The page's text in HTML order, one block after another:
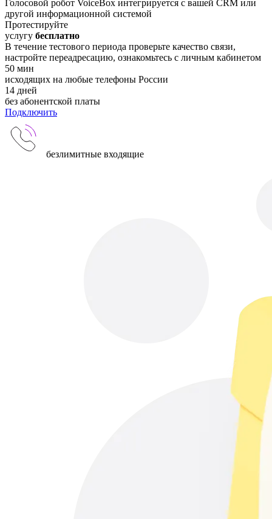
Голосовой робот VoiceBox интегри­руется с вашей CRM или
другой информационной системой
Протестируйте
услугу бесплатно
В течение тестового периода проверьте качество связи,
настройте переадресацию, ознакомьтесь с личным кабинетом
50 мин
исходящих на любые телефоны России
14 дней
без абонентской платы
Подключить
безлимитные входящие